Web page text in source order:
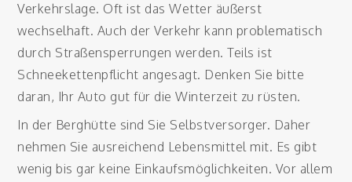
Verkehrslage. Oft ist das Wetter äußerst
wechselhaft. Auch der Verkehr kann problematisch
durch Straßensperrungen werden. Teils ist
Schneekettenpflicht angesagt. Denken Sie bitte
daran, Ihr Auto gut für die Winterzeit zu rüsten.
In der Berghütte sind Sie Selbstversorger. Daher
nehmen Sie ausreichend Lebensmittel mit. Es gibt
wenig bis gar keine Einkaufsmöglichkeiten. Vor allem